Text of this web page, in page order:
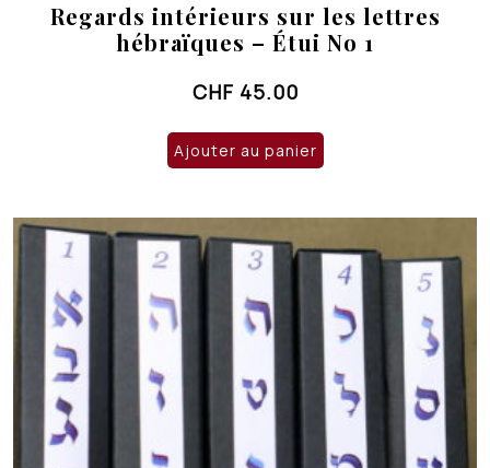
Regards intérieurs sur les lettres
hébraïques – Étui No 1
CHF 45.00
Ajouter au panier